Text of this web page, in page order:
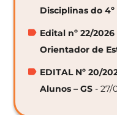
Disciplinas do
Edital nº 22/
Orientador de
EDITAL Nº 20/
Alunos – GS - 27/